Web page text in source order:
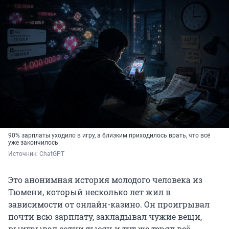
90% зарплаты уходило в игру, а близким приходилось врать, что всё
уже закончилось
Источник: ChatGPT
Это анонимная история молодого человека из
Тюмени, который несколько лет жил в
зависимости от онлайн-казино. Он проигрывал
почти всю зарплату, закладывал чужие вещи,